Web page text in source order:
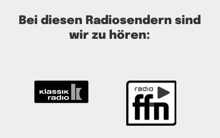
Bei diesen Radiosendern sind
wir zu hören: